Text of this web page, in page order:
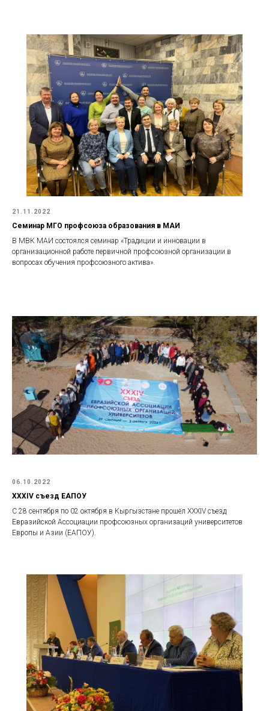
21.11.2022
Семинар МГО профсоюза образования в МАИ
В МВК МАИ состоялся семинар «Традиции и инновации в
организационной работе первичной профсоюзной организации в
вопросах обучения профсоюзного актива».
06.10.2022
XXXIV съезд ЕАПОУ
С 28 сентября по 02 октября в Кыргызстане прошёл XXXIV съезд
Евразийской Ассоциации профсоюзных организаций университетов
Европы и Азии (ЕАПОУ).